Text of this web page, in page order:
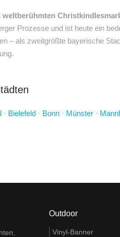
weltberühmten
Prozesse und ist heute ein
– als zweitgrößte bayerische
· Bielefeld · Bonn · Münster ·
Outdoor
Vinyl-Banner